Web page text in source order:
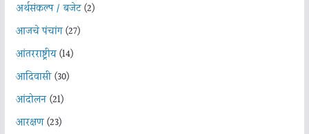
अर्थसंकल्प / बजेट(2)
आजचे पंचांग(27)
आंतरराष्ट्रीय(14)
आदिवासी(30)
आंदोलन(21)
आरक्षण(23)